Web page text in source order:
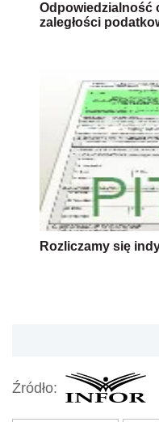
Odpowiedzialność
zaległości
Rozliczamy się
Źródło: